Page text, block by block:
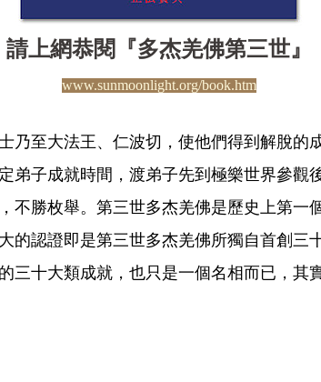
請上網恭閱『多杰羌佛第三世』
www.sunmoonlight.org/book.htm
乃至大法王、仁波切，使他們得到解脫的
弟子成就時間，渡弟子先到極樂世界參觀
不勝枚舉。第三世多杰羌佛是歷史上第一
的認證即是第三世多杰羌佛所獨自首創三
三十大類成就，也只是一個名相而已，其